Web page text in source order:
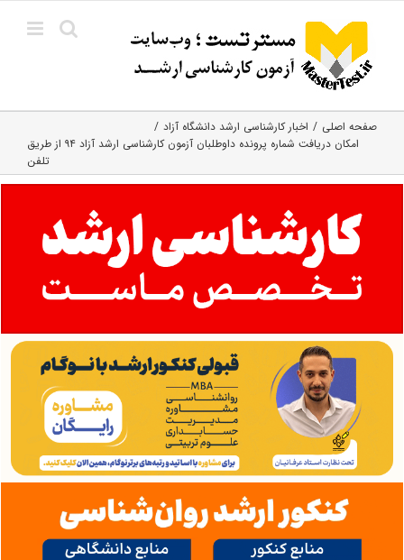
content
صفحه اصلی
اخبار کارشناسی ارشد دانشگاه آزاد
امکان دریافت شماره پرونده داوطلبان آزمون کارشناسی ارشد آزاد ۹۴ از طریق
تلفن